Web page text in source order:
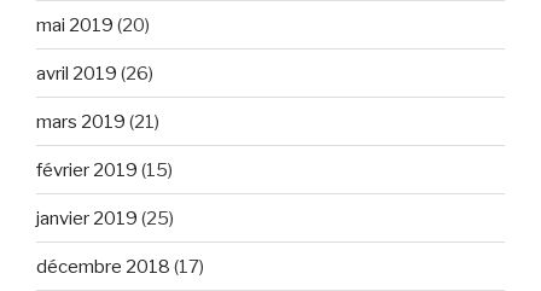
mai 2019 (20)
avril 2019 (26)
mars 2019 (21)
février 2019 (15)
janvier 2019 (25)
décembre 2018 (17)